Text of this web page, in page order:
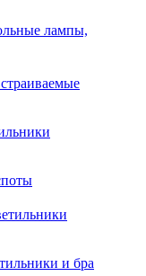
лампы,
и бра